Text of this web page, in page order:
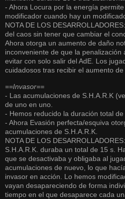
- Ahora Locura por la energía
modificador cuando hay un
NOTA DE LOS
del caos sin tener que cambiar el
Ahora otorga un aumento de daño
inconveniente de que la
evitar con solo salir del AdE. Los
cuidadosos tras recibir el aumento de
==Invasor==
- Las acumulaciones de S.H.A.R.K
de uno en uno.
- Hemos reducido la duración total de
- Ahora Evasión perfecta/esquiva
acumulaciones de S.H.A.R.K.
NOTA DE LOS
S.H.A.R.K. duraba un total de 15 s.
que se desactivaba y obligaba al
acumulaciones de nuevo, lo que
invasor en acción. Lo hemos
vayan desapareciendo de forma
tiempo en el que desaparece cada